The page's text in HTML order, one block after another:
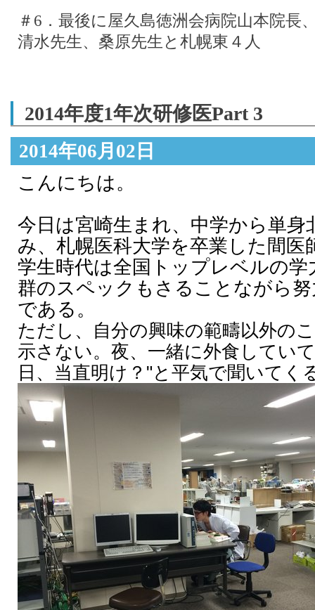
＃6．最後に屋久島徳洲会病院山本院長
清水先生、桑原先生と札幌東４人
2014年度1年次研修医Part 3
2014年06月02日
こんにちは。
今日は宮崎生まれ、中学から単身
み、札幌医科大学を卒業した間医
学生時代は全国トップレベルの
群のスペックもさることながら
である。
ただし、自分の興味の範疇以外の
示さない。夜、一緒に外食してい
日、当直明け？"と平気で聞いてく